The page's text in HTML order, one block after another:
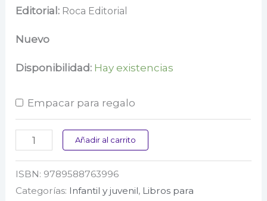
era:
Editorial: Roca Editorial
Nuevo
Disponibilidad: Hay existencias
Empacar para regalo
Five
at
Freddy’s
Añadir al carrito
ISBN: 9789588763996
Categorías: Infantil y juvenil, Libros para